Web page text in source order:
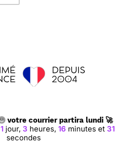
votre courrier partira lundi 🚀
1jour, 3 heures, 16 minutes et 31
secondes